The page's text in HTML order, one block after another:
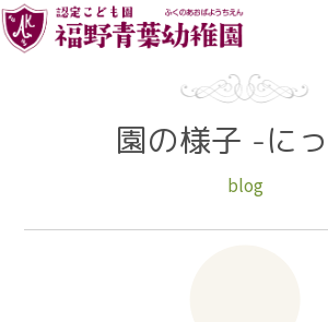
園の様子 -に
blog